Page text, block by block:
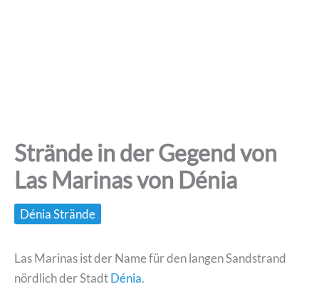
Strände in der Gegend von
Las Marinas von Dénia
Dénia Strände
Las Marinas ist der Name für den langen Sandstrand
nördlich der StadtDénia.